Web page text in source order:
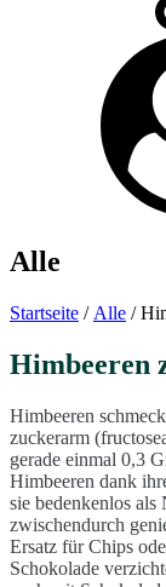
Alle
Startseite / Alle /
Himbeeren
Himbeeren
zuckerarm
gerade einmal 0,3
Himbeeren dank
sie bedenkenlos als
zwischendurch
Ersatz für Chips
Schokolade